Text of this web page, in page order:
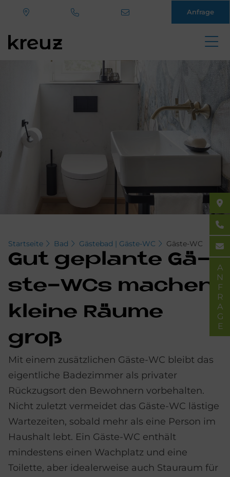
Anfrage
Startseite Bad Gästebad | Gäste-WC Gäste-WC
Gut ge­plan­te Gä­
ste-WCs ma­chen
klei­ne Räu­me
groß
Mit einem zusätzlichen Gäste-WC bleibt das
eigentliche Badezimmer als privater
Rückzugsort den Bewohnern vorbehalten.
Nicht zuletzt vermeidet das Gäste-WC lästige
Wartezeiten, sobald mehr als eine Person im
Haushalt lebt. Ein Gäste-WC enthält
mindestens einen Wachplatz und eine
Toilette, aber idealerweise auch Stauraum für
ANFRAGE